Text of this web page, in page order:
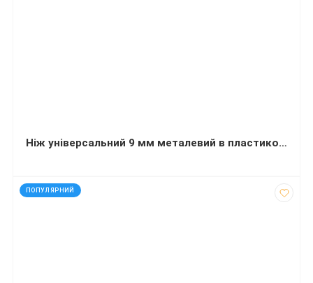
Ніж універсальний 9 мм металевий в пластиковіому корпусі з гумовими вставками
ПОПУЛЯРНИЙ
код: 1208